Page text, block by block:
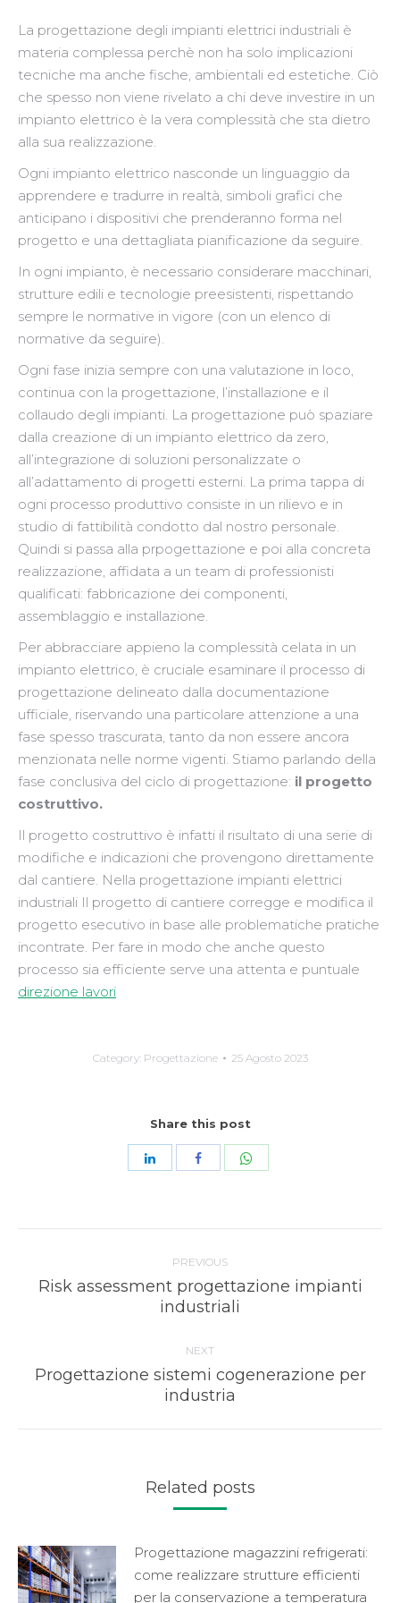
La progettazione degli impianti elettrici industriali è
materia complessa perchè non ha solo implicazioni
tecniche ma anche fische, ambientali ed estetiche. Ciò
che spesso non viene rivelato a chi deve investire in un
impianto elettrico è la vera complessità che sta dietro
alla sua realizzazione.
Ogni impianto elettrico nasconde un linguaggio da
apprendere e tradurre in realtà, simboli grafici che
anticipano i dispositivi che prenderanno forma nel
progetto e una dettagliata pianificazione da seguire.
In ogni impianto, è necessario considerare macchinari,
strutture edili e tecnologie preesistenti, rispettando
sempre le normative in vigore (con un elenco di
normative da seguire).
Ogni fase inizia sempre con una valutazione in loco,
continua con la progettazione, l’installazione e il
collaudo degli impianti. La progettazione può spaziare
dalla creazione di un impianto elettrico da zero,
all’integrazione di soluzioni personalizzate o
all’adattamento di progetti esterni. La prima tappa di
ogni processo produttivo consiste in un rilievo e in
studio di fattibilità condotto dal nostro personale.
Quindi si passa alla prpogettazione e poi alla concreta
realizzazione, affidata a un team di professionisti
qualificati: fabbricazione dei componenti,
assemblaggio e installazione.
Per abbracciare appieno la complessità celata in un
impianto elettrico, è cruciale esaminare il processo di
progettazione delineato dalla documentazione
ufficiale, riservando una particolare attenzione a una
fase spesso trascurata, tanto da non essere ancora
menzionata nelle norme vigenti. Stiamo parlando della
fase conclusiva del ciclo di progettazione: il progetto
costruttivo.
Il progetto costruttivo è infatti il risultato di una serie di
modifiche e indicazioni che provengono direttamente
dal cantiere. Nella progettazione impianti elettrici
industriali Il progetto di cantiere corregge e modifica il
progetto esecutivo in base alle problematiche pratiche
incontrate. Per fare in modo che anche questo
processo sia efficiente serve una attenta e puntuale
direzione lavori
Category: Progettazione 25 Agosto 2023
Share this post
Share Share
navigation
PREVIOUS
Previous
post:
Risk assessment progettazione impianti
industriali
NEXT
Next
post:
Progettazione sistemi cogenerazione per
industria
Related posts
Progettazione magazzini refrigerati:
come realizzare strutture efficienti
per la conservazione a temperatura